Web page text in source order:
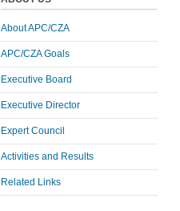
About APC/CZA
APC/CZA Goals
Executive Board
Executive Director
Expert Council
Activities and Results
Related Links